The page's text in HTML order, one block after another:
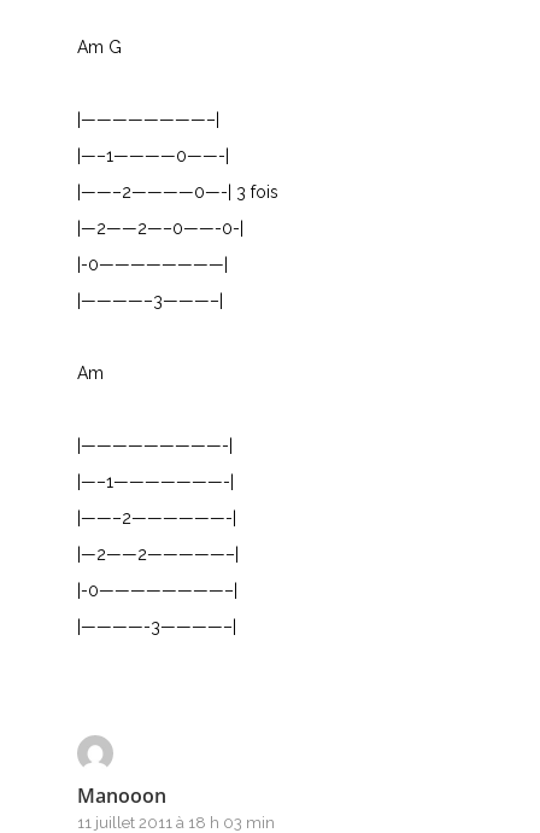
Am G
|————————–|
|—–1————0——-|
|——–2————0—-| 3 fois
|—2——2—–0——-0-|
|-0————————|
|————–3———–|
Am
|—————————-|
|—–1———————-|
|——–2——————-|
|—2——2—————–|
|-0————————–|
|————-3————–|
Manooon
11 juillet 2011 à 18 h 03 min